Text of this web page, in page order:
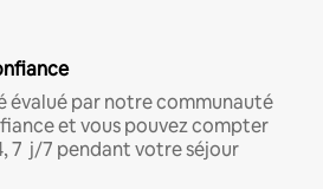
évalué par notre communauté
et vous pouvez compter
7 j/7 pendant votre séjour